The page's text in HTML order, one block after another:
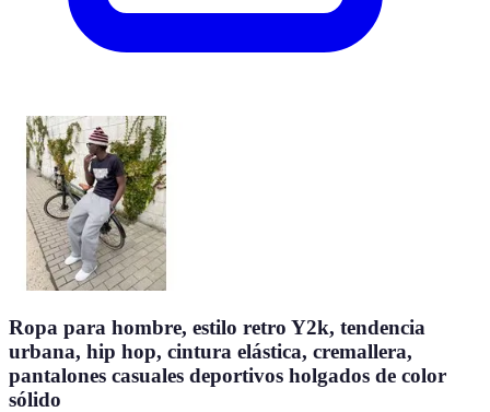
Ropa para hombre, estilo retro Y2k, tendencia
urbana, hip hop, cintura elástica, cremallera,
pantalones casuales deportivos holgados de color
sólido